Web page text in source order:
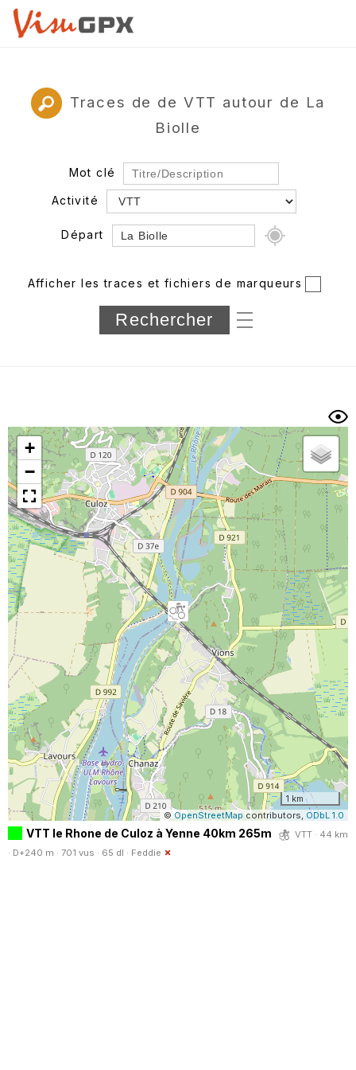
Traces de de VTT autour de La
Biolle
Mot clé
Activité
Départ
Département
Longueur min/max
Trier par
Horodatage Photos
Afficher les traces et fichiers de marqueurs
+
−
1 km
© OpenStreetMap contributors, ODbL 1.0
VTT le Rhone de Culoz à Yenne 40km 265m
VTT · 44 km
· D+240 m · 701 vus · 65 dl · Feddie